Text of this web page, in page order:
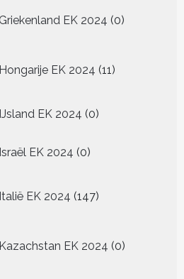
Griekenland EK 2024 0
producten
Hongarije EK 2024 11
producten
IJsland EK 2024 00
Israël EK 2024 00
Italië EK 2024 147
producten
Kazachstan EK 2024 0
producten